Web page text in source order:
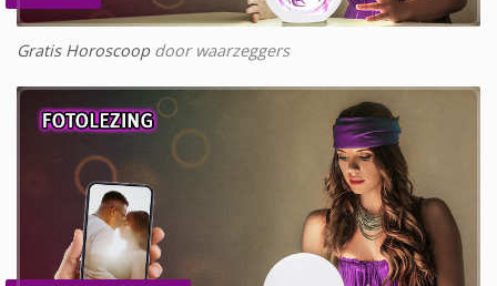
Gratis Horoscoopdoor waarzeggers